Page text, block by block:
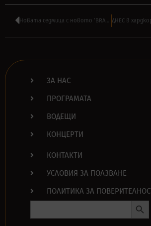
ЗА НАС
ПРОГРАМАТА
ВОДЕЩИ
КОНЦЕРТИ
КОНТАКТИ
УСЛОВИЯ ЗА ПОЛЗВАНЕ
ПОЛИТИКА ЗА